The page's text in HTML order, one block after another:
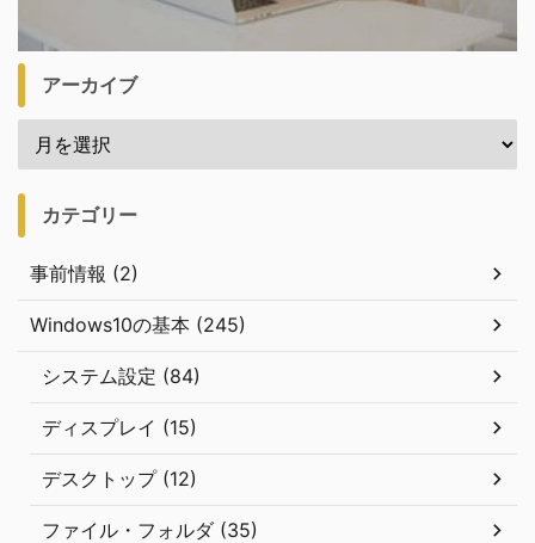
アーカイブ
カテゴリー
事前情報 (2)
Windows10の基本 (245)
システム設定 (84)
ディスプレイ (15)
デスクトップ (12)
ファイル・フォルダ (35)